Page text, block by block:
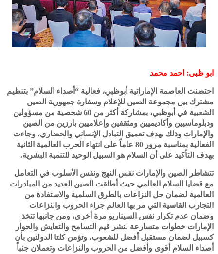
ابو ظبى: احمد محمد
احتضنت العاصمة الإماراتية أبوظبي، فعالية “أصداء السلام” بتنظيم
مشترك بين مجموعة الصين للإعلام وسفارة جمهورية الصين
الشعبية في أبوظبي، بمشاركة أكثر من 60 شخصية من مسؤولين
ودبلوماسيين وأكاديميين ومثقفين وإعلاميين بارزين من الصين
والإمارات وذلك بهدف تعميق التبادل الإنساني والحضاري، وجاءت
الفعالية بمناسبة مرور 80 عاماً على انتهاء الحرب العالمية الثانية
بهدف التأكيد على أن السلام هو السبيل الوحيد للتنمية البشرية.
تتشاطر الصين والإمارات نفس النهج ونفس الأسلوب في التعامل
مع قضايا السلام العالمي حيث أطلقت الصين العديد من المبادرات
العالمية لضمان حل النزاعات بالطرق السلمية والاستفادة من
التجارب القاسية التي مر بها العالم جراء الحروب والنزاعات
وضمان عدم تكرار نفس السيناريو مرة أخرى، ومن جانبها تتخذ
الإمارات خطوات متسارعة لنشر قيم التسامح والتعايش والحوار
كسبيل لضمان مستقبل أفضل للشعوب، وتؤمن كلتا الدولتين بأن
أصداء السلام أقوى وأفضل من الحروب والنزاعات وتعملان جنباً